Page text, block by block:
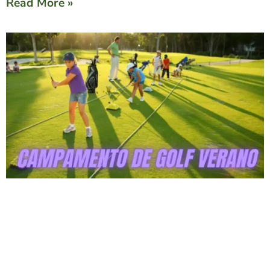
Read More »